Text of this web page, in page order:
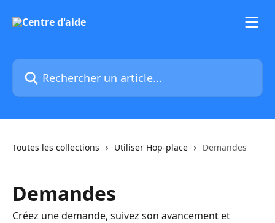
Rechercher un article...
Toutes les collections Utiliser Hop-place Demandes
Demandes
Créez une demande, suivez son avancement et